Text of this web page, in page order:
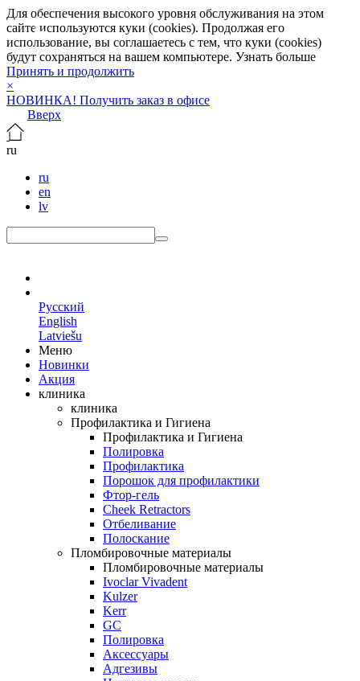
Для обеспечения высокого уровня обслуживания на этом
сайте используются куки (cookies). Продолжая его
использование, вы соглашаетесь с тем, что куки (cookies)
будут сохраняться на вашем компьютере. Узнать больше
Принять и продолжить
×
НОВИНКА! Получить заказ в офисе
Вверх
ru
ru
en
lv
Русский
English
Latviešu
Меню
Новинки
Акция
клиника
клиника
Профилактика и Гигиена
Профилактика и Гигиена
Полировка
Профилактика
Порошок для профилактики
Фтор-гель
Cheek Retractors
Отбеливание
Полоскание
Пломбировочные материалы
Пломбировочные материалы
Ivoclar Vivadent
Kulzer
Kerr
GC
Полировка
Аксессуары
Адгезивы